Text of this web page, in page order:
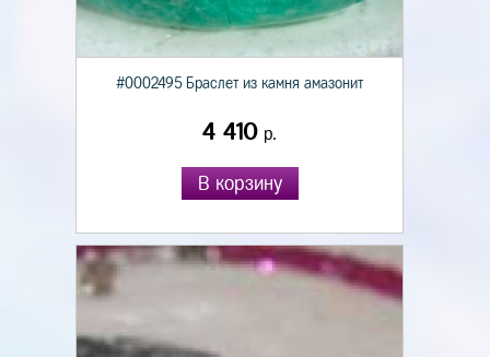
#0002495 Браслет из камня амазонит
4 410 р.
В корзину